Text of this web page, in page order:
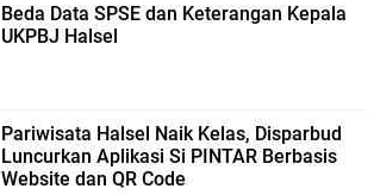
Beda Data SPSE dan Keterangan Kepala
UKPBJ Halsel
Pariwisata Halsel Naik Kelas, Disparbud
Luncurkan Aplikasi Si PINTAR Berbasis
Website dan QR Code